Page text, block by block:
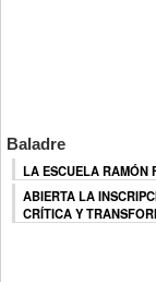
Baladre
LA ESCUELA RAMÓN
ABIERTA LA
CRÍTICA Y